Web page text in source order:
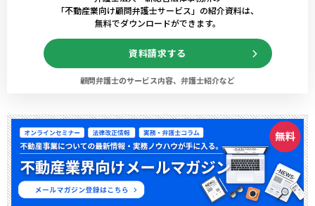
「不動産業向け顧問弁護士サービス」の紹介資料は、
無料でダウンロードができます。
資料請求する
顧問弁護士のサービス内容、弁護士紹介など